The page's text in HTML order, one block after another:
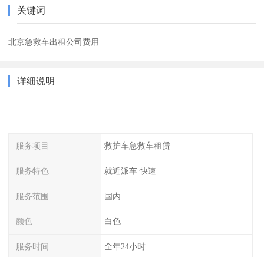
关键词
北京急救车出租公司费用
详细说明
服务项目 救护车急救车租赁
服务特色 就近派车 快速
服务范围 国内
颜色 白色
服务时间 全年24小时